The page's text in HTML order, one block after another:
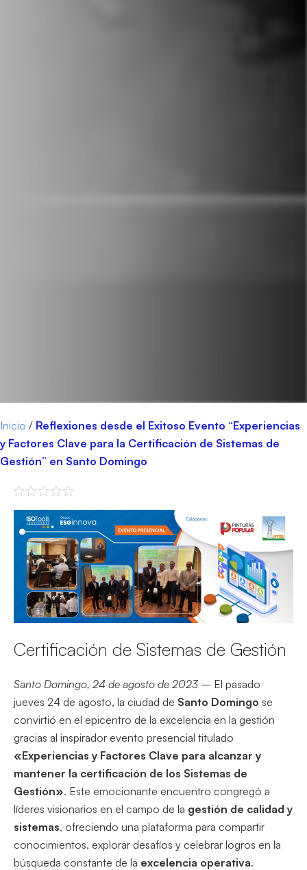
Inicio / Reflexiones desde el Exitoso Evento “Experiencias
y Factores Clave para la Certificación de Sistemas de
Gestión” en Santo Domingo
Certificación de Sistemas de Gestión
Santo Domingo, 24 de agosto de 2023 – El pasado
jueves 24 de agosto, la ciudad de Santo Domingo se
convirtió en el epicentro de la excelencia en la gestión
gracias al inspirador evento presencial titulado
«Experiencias y Factores Clave para alcanzar y
mantener la certificación de los Sistemas de
Gestión». Este emocionante encuentro congregó a
líderes visionarios en el campo de la gestión de calidad y
sistemas, ofreciendo una plataforma para compartir
conocimientos, explorar desafíos y celebrar logros en la
búsqueda constante de la excelencia operativa.